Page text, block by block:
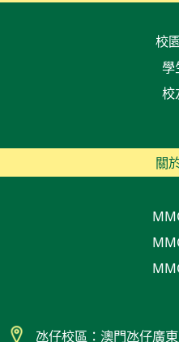
校
學
校
關
氹仔校區：澳門氹仔廣